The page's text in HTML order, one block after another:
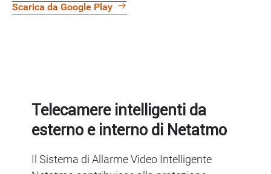
Scarica da Google Play
Telecamere intelligenti da
esterno e interno di Netatmo
Il Sistema di Allarme Video Intelligente